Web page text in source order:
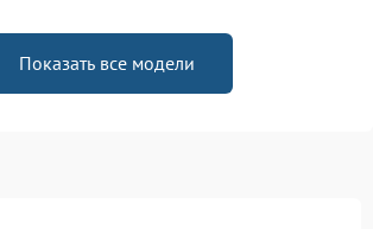
Показать все модели